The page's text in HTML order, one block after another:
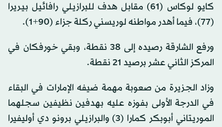
كايو لوكاس (61) مقابل هدف للبرازيلي رافائيل بيريرا
(77)، فيما أهدر مواطنه لوريسني ركلة جزاء (90+1).
ورفع الشارقة رصيده إلى 38 نقطة، وبقي خورفكان في
المركز الثاني عشر برصيد 21 نقطة.
وزاد الجزيرة من صعوبة مهمة ضيفه الإمارات في البقاء
في الدرجة الأولى بفوزه عليه بهدفين نظيفين سجلهما
الموريتاني أبوبكر كمارا (3) والبرازيلي برونو دي أوليفيرا